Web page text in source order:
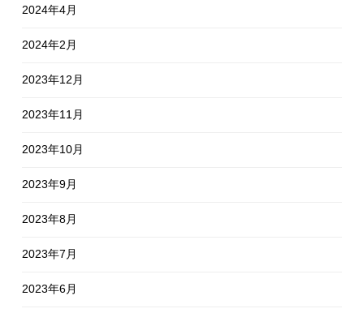
2024年4月
2024年2月
2023年12月
2023年11月
2023年10月
2023年9月
2023年8月
2023年7月
2023年6月